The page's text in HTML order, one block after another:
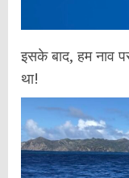
इसके बाद, हम नाव
था!